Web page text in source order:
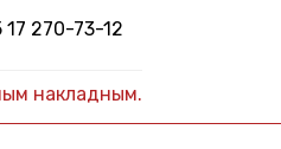
17 270-73-12
накладным.